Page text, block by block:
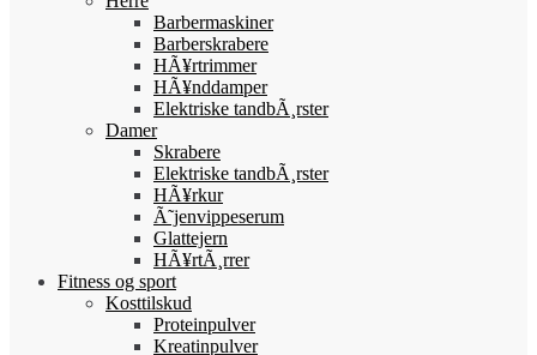
Barbermaskiner
Barberskrabere
HÃ¥rtrimmer
HÃ¥nddamper
Elektriske tandbÃ¸rster
Damer
Skrabere
Elektriske tandbÃ¸rster
HÃ¥rkur
Ã˜jenvippeserum
Glattejern
HÃ¥rtÃ¸rrer
Fitness og sport
Kosttilskud
Proteinpulver
Kreatinpulver